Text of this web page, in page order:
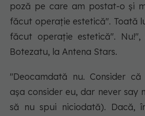
poză pe care am postat-o și
făcut operație estetică". Toată
făcut operație estetică". Nu!",
Botezatu, la Antena Stars.
"Deocamdată nu. Consider
așa consider eu, dar never say
să nu spui niciodată). Dacă,